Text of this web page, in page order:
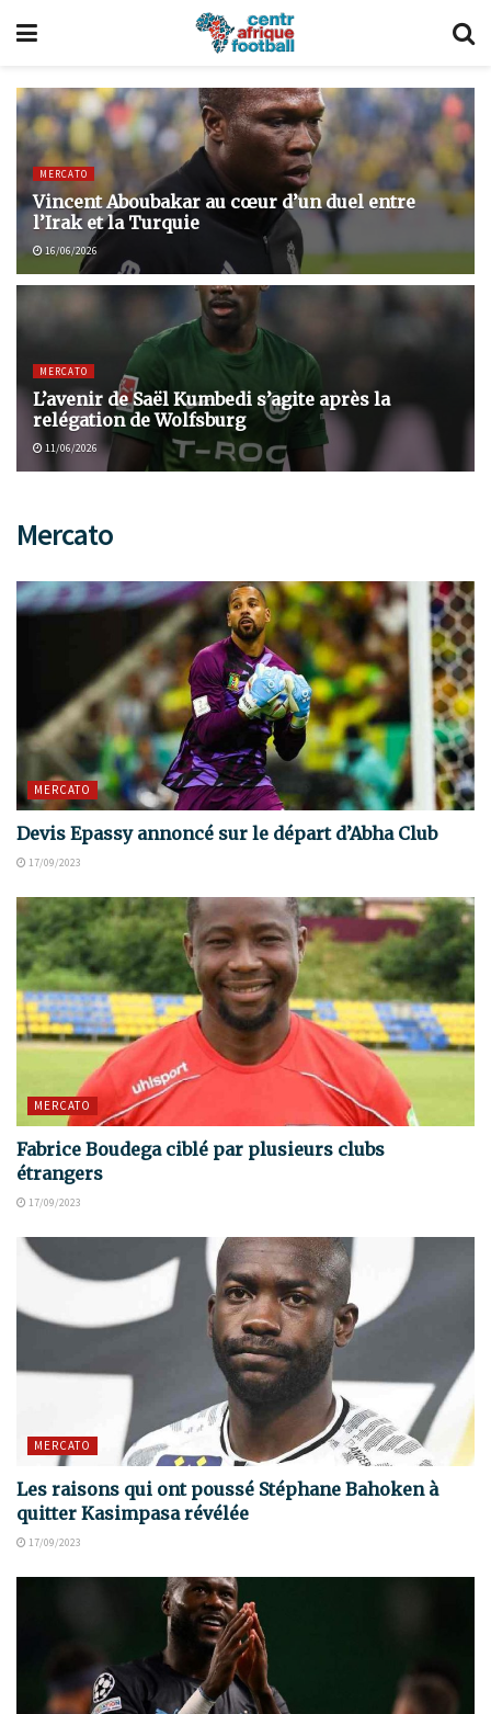
MERCATO
Vincent Aboubakar au cœur d’un duel entre
l’Irak et la Turquie
16/06/2026
MERCATO
L’avenir de Saël Kumbedi s’agite après la
relégation de Wolfsburg
11/06/2026
Mercato
MERCATO
Devis Epassy annoncé sur le départ d’Abha Club
17/09/2023
MERCATO
Fabrice Boudega ciblé par plusieurs clubs
étrangers
17/09/2023
MERCATO
Les raisons qui ont poussé Stéphane Bahoken à
quitter Kasimpasa révélée
17/09/2023